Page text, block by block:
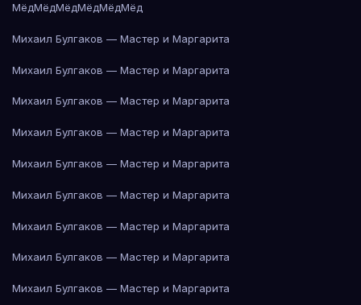
МёдМёдМёдМёдМёдМёд
Михаил Булгаков — Мастер и Маргарита
Михаил Булгаков — Мастер и Маргарита
Михаил Булгаков — Мастер и Маргарита
Михаил Булгаков — Мастер и Маргарита
Михаил Булгаков — Мастер и Маргарита
Михаил Булгаков — Мастер и Маргарита
Михаил Булгаков — Мастер и Маргарита
Михаил Булгаков — Мастер и Маргарита
Михаил Булгаков — Мастер и Маргарита